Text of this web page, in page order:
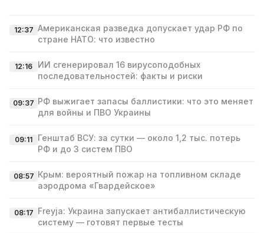
12:37 Американская разведка допускает удар РФ по
стране НАТО: что известно
12:16
ИИ сгенерировал 16 вирусоподобных
последовательностей: факты и риски
09:37 РФ выжигает запасы баллистики: что это меняет
для войны и ПВО Украины
09:11
Генштаб ВСУ: за сутки — около 1,2 тыс. потерь
РФ и до 3 систем ПВО
08:57 Крым: вероятный пожар на топливном складе
аэродрома «Гвардейское»
08:17 Freyja: Украина запускает антибаллистическую
систему — готовят первые тесты